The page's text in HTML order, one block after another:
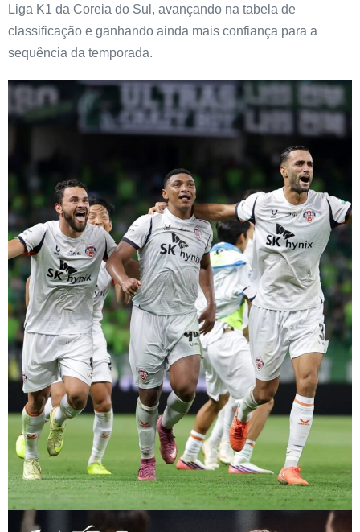
Liga K1 da Coreia do Sul, avançando na tabela de
classificação e ganhando ainda mais confiança para a
sequência da temporada.